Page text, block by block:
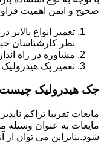
صحیح و ایمن اهمیت
تعمیر انواع بالابر
نظر کارشناسان
مشاوره در راه
تعمیر پک هیدرولیک
جک هیدرولیک چیست
مایعات تقریبا تراکم
مایعات به عنوان وسیله
شود.بنابراین می توان